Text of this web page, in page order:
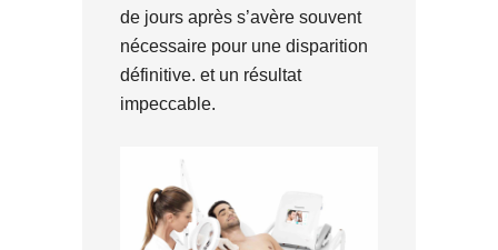
de jours après s’avère souvent
nécessaire pour une disparition
définitive. et un résultat
impeccable.